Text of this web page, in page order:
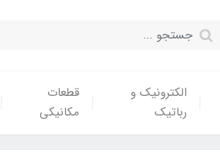
الکترونیک و
رباتیک
قطعات
مکانیکی